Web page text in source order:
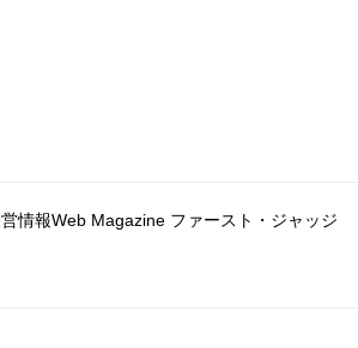
情報Web Magazine ファースト・ジャッジ